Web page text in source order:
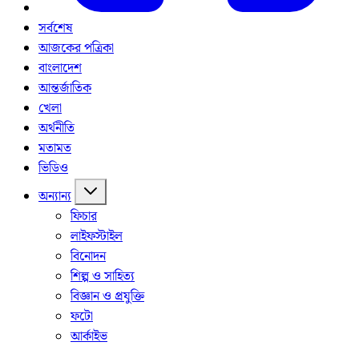
সর্বশেষ
আজকের পত্রিকা
বাংলাদেশ
আন্তর্জাতিক
খেলা
অর্থনীতি
মতামত
ভিডিও
অন্যান্য
ফিচার
লাইফস্টাইল
বিনোদন
শিল্প ও সাহিত্য
বিজ্ঞান ও প্রযুক্তি
ফটো
আর্কাইভ